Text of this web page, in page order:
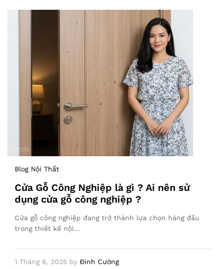
Blog Nội Thất
Cửa Gỗ Công Nghiệp là gì ? Ai nên sử
dụng cửa gỗ công nghiệp ?
Cửa gỗ công nghiệp đang trở thành lựa chọn hàng đầu
trong thiết kế nội…
1 Tháng 6, 2025 by Đinh Cường